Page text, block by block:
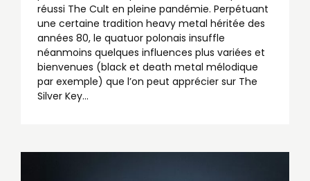
réussi The Cult en pleine pandémie. Perpétuant
une certaine tradition heavy metal héritée des
années 80, le quatuor polonais insuffle
néanmoins quelques influences plus variées et
bienvenues (black et death metal mélodique
par exemple) que l’on peut apprécier sur The
Silver Key...